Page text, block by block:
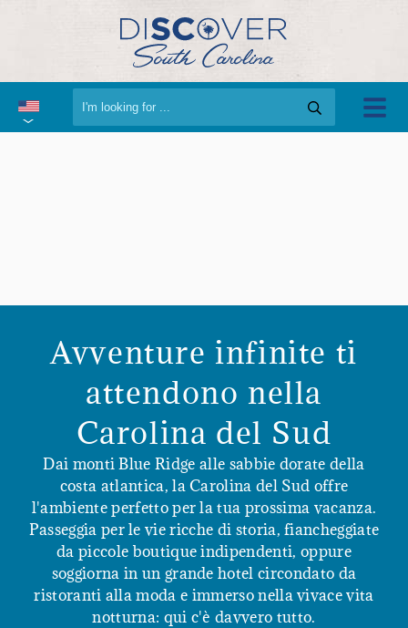
Avventure infinite ti
attendono nella
Carolina del Sud
Dai monti Blue Ridge alle sabbie dorate della
costa atlantica, la Carolina del Sud offre
l'ambiente perfetto per la tua prossima vacanza.
Passeggia per le vie ricche di storia, fiancheggiate
da piccole boutique indipendenti, oppure
soggiorna in un grande hotel circondato da
ristoranti alla moda e immerso nella vivace vita
notturna: qui c'è davvero tutto.